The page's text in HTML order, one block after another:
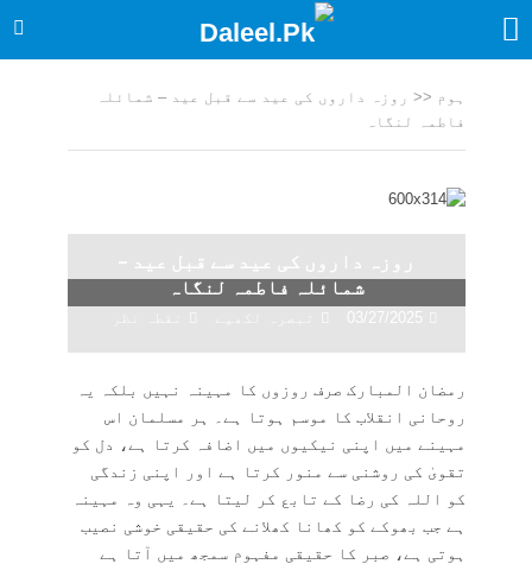
ہوم << روزہ داروں کی عید سے قبل عید – شمائلہ
فاطمہ لنگاہ
روزہ داروں کی عید سے قبل عید –
شمائلہ فاطمہ لنگاہ
03/27/2025
رمضان المبارک صرف روزوں کا مہینہ نہیں بلکہ یہ
روحانی انقلاب کا موسم ہوتا ہے۔ ہر مسلمان اس
مہینے میں اپنی نیکیوں میں اضافہ کرتا ہے، دل کو
تقویٰ کی روشنی سے منور کرتا ہے اور اپنی زندگی
کو اللہ کی رضا کے تابع کر لیتا ہے۔ یہی وہ مہینہ
ہے جب بھوکے کو کھانا کھلانے کی حقیقی خوشی نصیب
ہوتی ہے، صبر کا حقیقی مفہوم سمجھ میں آتا ہے